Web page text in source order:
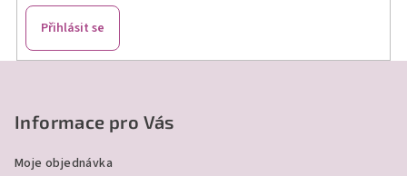
v
Přihlásit se
Informace pro Vás
Moje objednávka